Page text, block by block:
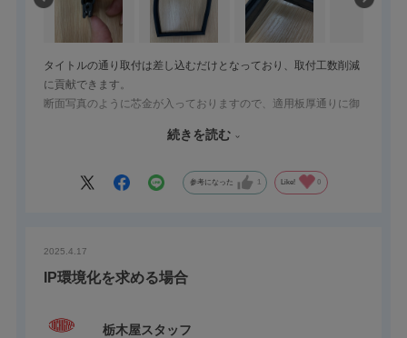
タイトルの通り取付は差し込むだけとなっており、取付工数削減
に貢献できます。
断面写真のように芯金が入っておりますので、適用板厚通りに御
溶着加工品の一例を載せますので参考にしてみてください。
続きを読む
参考になった 1 Like! 0
2025.4.17
IP環境化を求める場合
栃木屋スタッフ